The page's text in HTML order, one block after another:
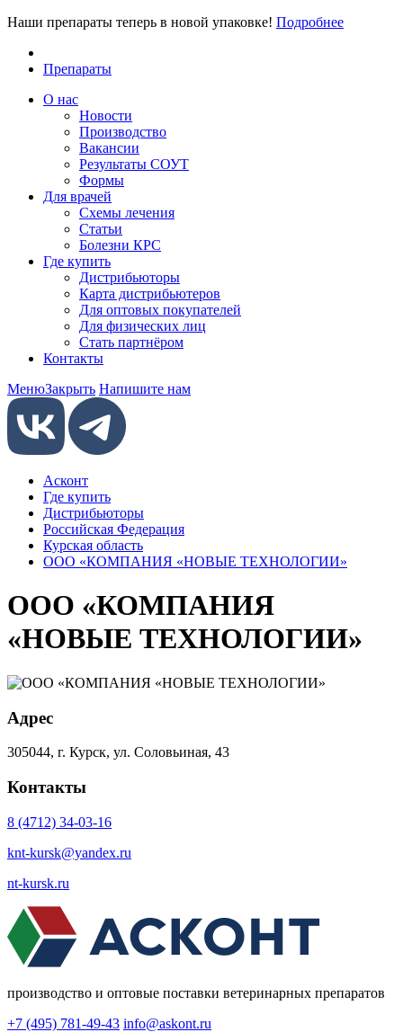
Наши препараты теперь в новой упаковке! Подробнее
Препараты
О нас
Новости
Производство
Вакансии
Результаты СОУТ
Формы
Для врачей
Схемы лечения
Статьи
Болезни КРС
Где купить
Дистрибьюторы
Карта дистрибьютеров
Для оптовых покупателей
Для физических лиц
Стать партнёром
Контакты
МенюЗакрыть Напишите нам
Асконт
Где купить
Дистрибьюторы
Российская Федерация
Курская область
ООО «КОМПАНИЯ «НОВЫЕ ТЕХНОЛОГИИ»
ООО «КОМПАНИЯ
«НОВЫЕ ТЕХНОЛОГИИ»
Адрес
305044, г. Курск, ул. Соловьиная, 43
Контакты
8 (4712) 34-03-16
knt-kursk@yandex.ru
nt-kursk.ru
производство и оптовые поставки ветеринарных препаратов
+7 (495) 781-49-43 info@askont.ru